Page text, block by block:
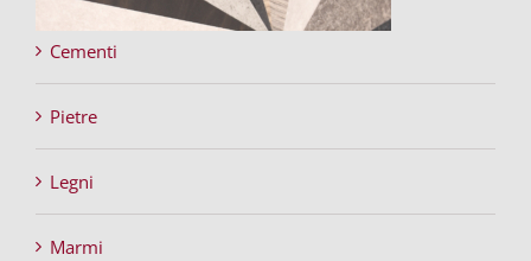
Cementi
Pietre
Legni
Marmi